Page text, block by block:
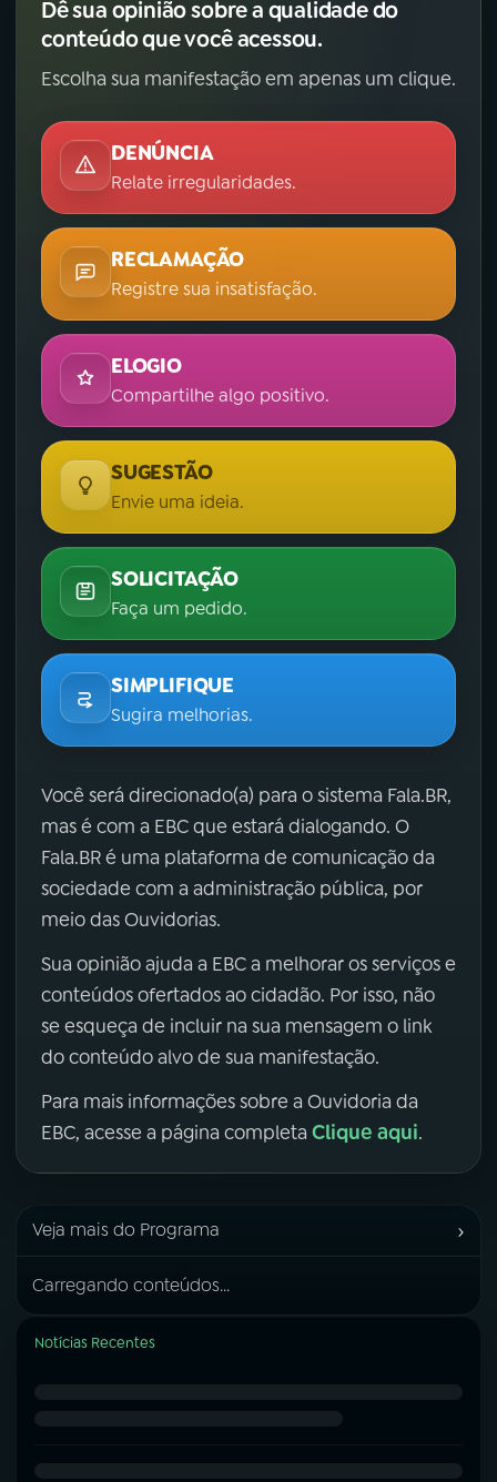
Dê sua opinião sobre a qualidade do
conteúdo que você acessou.
Escolha sua manifestação em apenas um clique.
DENÚNCIA
Relate irregularidades.
RECLAMAÇÃO
Registre sua insatisfação.
ELOGIO
Compartilhe algo positivo.
SUGESTÃO
Envie uma ideia.
SOLICITAÇÃO
Faça um pedido.
SIMPLIFIQUE
Sugira melhorias.
Você será direcionado(a) para o sistema Fala.BR,
mas é com a EBC que estará dialogando. O
Fala.BR é uma plataforma de comunicação da
sociedade com a administração pública, por
meio das Ouvidorias.
Sua opinião ajuda a EBC a melhorar os serviços e
conteúdos ofertados ao cidadão. Por isso, não
se esqueça de incluir na sua mensagem o link
do conteúdo alvo de sua manifestação.
Para mais informações sobre a Ouvidoria da
EBC, acesse a página completa Clique aqui.
Veja mais do Programa ›
Carregando conteúdos...
Notícias Recentes